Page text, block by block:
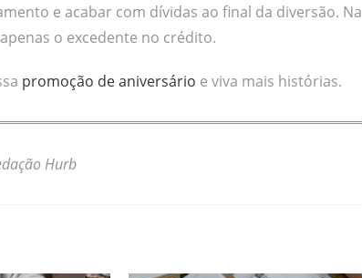
e acabar com dívidas ao final da diversão. Na
o excedente no crédito.
promoção de aniversário e viva mais histórias.
Hurb